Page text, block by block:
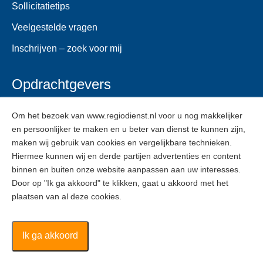
Sollicitatietips
Veelgestelde vragen
Inschrijven – zoek voor mij
Opdrachtgevers
Veelgestelde vragen
Inschrijven
ZZPers
Inschrijven
Om het bezoek van www.regiodienst.nl voor u nog makkelijker
en persoonlijker te maken en u beter van dienst te kunnen zijn,
maken wij gebruik van cookies en vergelijkbare technieken.
Hiermee kunnen wij en derde partijen advertenties en content
binnen en buiten onze website aanpassen aan uw interesses.
Door op "Ik ga akkoord" te klikken, gaat u akkoord met het
plaatsen van al deze cookies.
Ik ga akkoord